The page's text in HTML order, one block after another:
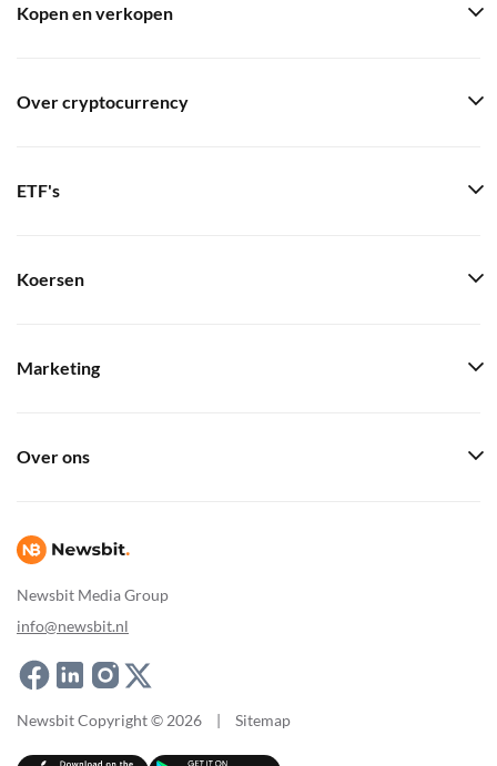
Newsbit Media Group
info@newsbit.nl
Kopen en verkopen
Over cryptocurrency
ETF's
Koersen
Marketing
Over ons
Newsbit Copyright © 2026 | Sitemap